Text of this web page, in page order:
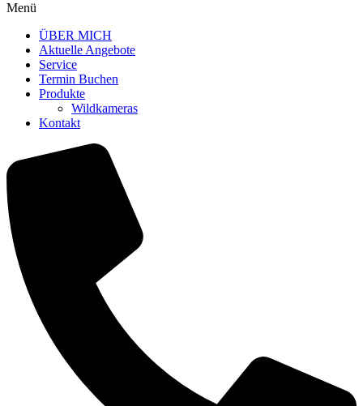
Menü
ÜBER MICH
Aktuelle Angebote
Service
Termin Buchen
Produkte
Wildkameras
Kontakt